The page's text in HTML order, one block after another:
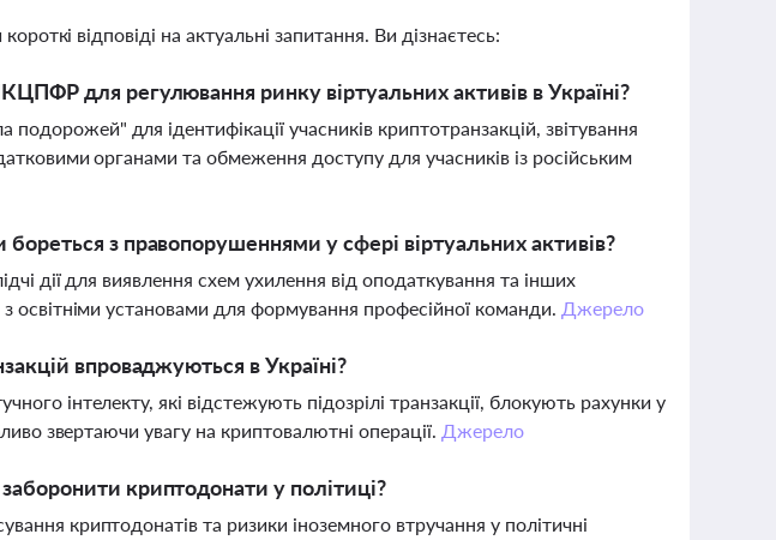
відповіді на актуальні запитання. Ви дізнаєтесь:
для регулювання ринку віртуальних активів в Україні?
для ідентифікації учасників криптотранзакцій, звітування
органами та обмеження доступу для учасників із російським
з правопорушеннями у сфері віртуальних активів?
дії для виявлення схем ухилення від оподаткування та інших
освітніми установами для формування професійної команди. Джерело
впроваджуються в Україні?
інтелекту, які відстежують підозрілі транзакції, блокують рахунки у
звертаючи увагу на криптовалютні операції. Джерело
криптодонати у політиці?
криптодонатів та ризики іноземного втручання у політичні